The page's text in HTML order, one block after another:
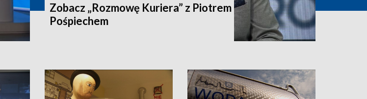
Zobacz „Rozmowę Kuriera” z Piotrem
Pośpiechem